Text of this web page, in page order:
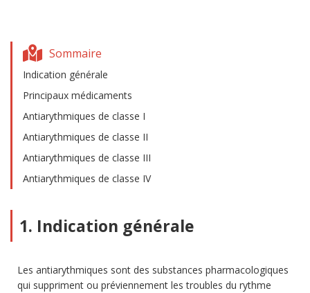
Sommaire
Indication générale
Principaux médicaments
Antiarythmiques de classe I
Antiarythmiques de classe II
Antiarythmiques de classe III
Antiarythmiques de classe IV
1. Indication générale
Les antiarythmiques sont des substances pharmacologiques
qui suppriment ou préviennement les troubles du rythme